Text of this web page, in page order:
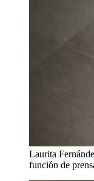
Laurita
función de